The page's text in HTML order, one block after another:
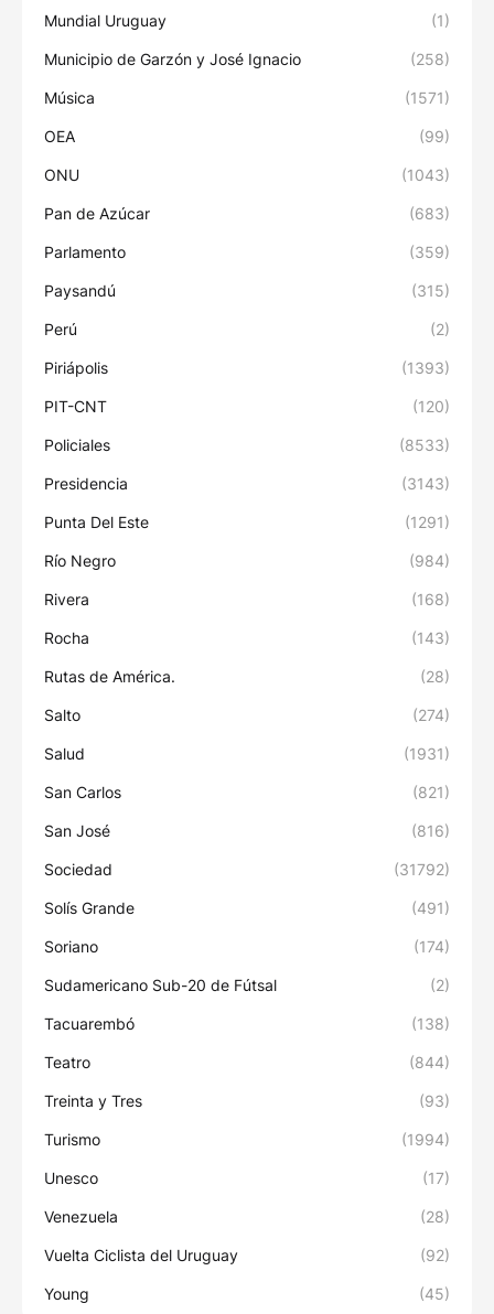
Mundial Uruguay (1)
Municipio de Garzón y José Ignacio (258)
Música (1571)
OEA (99)
ONU (1043)
Pan de Azúcar (683)
Parlamento (359)
Paysandú (315)
Perú (2)
Piriápolis (1393)
PIT-CNT (120)
Policiales (8533)
Presidencia (3143)
Punta Del Este (1291)
Río Negro (984)
Rivera (168)
Rocha (143)
Rutas de América. (28)
Salto (274)
Salud (1931)
San Carlos (821)
San José (816)
Sociedad (31792)
Solís Grande (491)
Soriano (174)
Sudamericano Sub-20 de Fútsal (2)
Tacuarembó (138)
Teatro (844)
Treinta y Tres (93)
Turismo (1994)
Unesco (17)
Venezuela (28)
Vuelta Ciclista del Uruguay (92)
Young (45)